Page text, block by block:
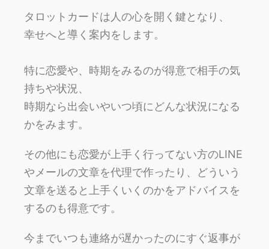
タロットカードは人の心を開く鍵となり、
幸せへと導く案内をします。
特に恋愛や、時期をみるのが得意で相手の気
持ちや状況、
時期なら出会いやいつ頃にどんな状況になる
かをみます。
その他にも恋愛が上手く行ってない方のLINE
やメールの文章を代理で作ったり、どういう
文章を送ると上手くいくのかをアドバイスを
するのも得意です。
今までいつも連絡が遅かったのにすぐ返事が